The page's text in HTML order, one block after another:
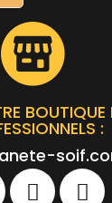
BOUTIQUE
: